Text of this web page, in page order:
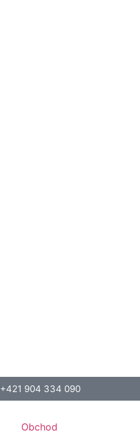
+421 904 334 090
Obchod